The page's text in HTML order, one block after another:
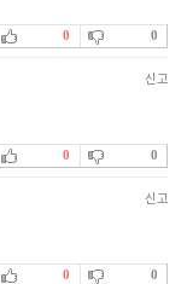
0 0
신고
0 0
신고
0 0